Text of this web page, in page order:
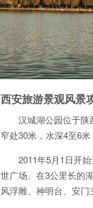
西安旅游景观风景
汉城湖公园位于陕
窄处30米，水深4至6
2011年5月1日开
世广场。在3公里长的
风浮雕、神明台、安